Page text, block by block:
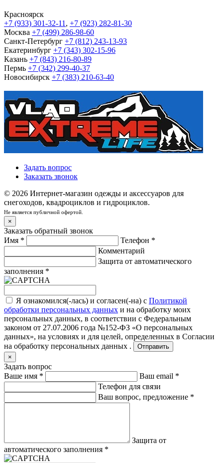
Красноярск
+7 (933) 301-32-11 , +7 (923) 282-81-30
Москва +7 (499) 286-98-60
Санкт-Петербург +7 (812) 243-13-93
Екатеринбург +7 (343) 302-15-96
Казань +7 (843) 216-80-89
Пермь +7 (342) 299-40-37
Новосибирск +7 (383) 210-63-40
Задать вопрос
Заказать звонок
© 2026 Интернет-магазин одежды и аксессуаров для
снегоходов, квадроциклов и гидроциклов.
Не является публичной офертой.
×
Заказать обратный звонок
Имя * Телефон *
Комментарий
Защита от автоматического
заполнения *
Я ознакомился(-лась) и согласен(-на) с Политикой
обработки персональных данных и на обработку моих
персональных данных, в соответствии с Федеральным
законом от 27.07.2006 года №152-ФЗ «О персональных
данных», на условиях и для целей, определенных в Согласии
на обработку персональных данных .
Отправить
×
Задать вопрос
Ваше имя * Ваш email *
Телефон для связи
Ваш вопрос, предложение *
Защита от
автоматического заполнения *